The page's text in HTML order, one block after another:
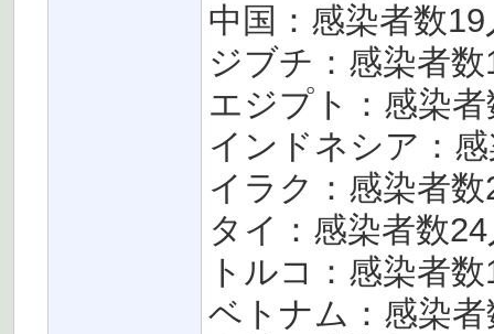
中国：感染者数
ジブチ：感染者
エジプト：感染
インドネシア：
イラク：感染者
タイ：感染者数
トルコ：感染者
ベトナム：感染